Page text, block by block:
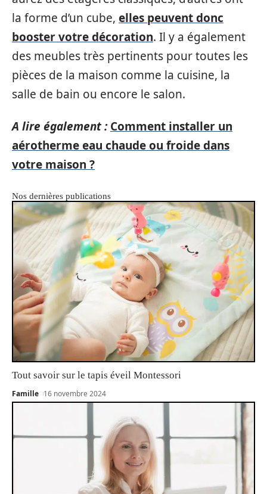
la forme d’un cube, elles peuvent donc
booster votre décoration. Il y a également
des meubles très pertinents pour toutes les
pièces de la maison comme la cuisine, la
salle de bain ou encore le salon.
A lire également : Comment installer un
aérotherme eau chaude ou froide dans
votre maison ?
Nos dernières publications
Tout savoir sur le tapis éveil Montessori
Famille 16 novembre 2024